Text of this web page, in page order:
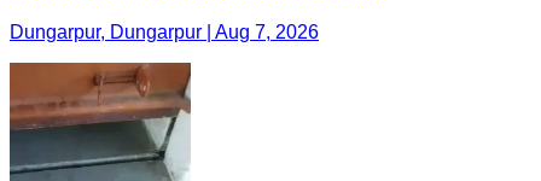
Dungarpur, Dungarpur | Aug 7, 2026